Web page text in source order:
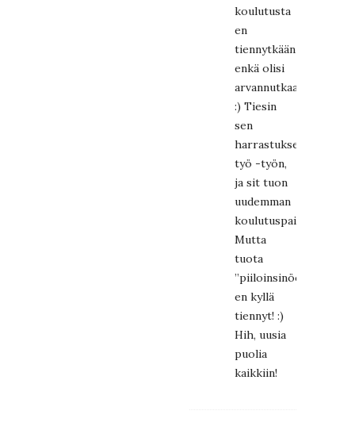
koulutusta
en
tiennytkään
enkä olisi
arvannutkaan!
:) Tiesin
sen
harrastuksesta-
työ -työn,
ja sit tuon
uudemman
koulutuspaikan.
Mutta
tuota
”piiloinsinööriyttäsi”
en kyllä
tiennyt! :)
Hih, uusia
puolia
kaikkiin!